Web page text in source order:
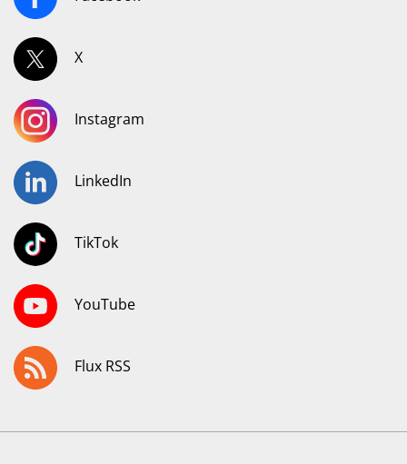
X
Instagram
LinkedIn
TikTok
YouTube
Flux RSS